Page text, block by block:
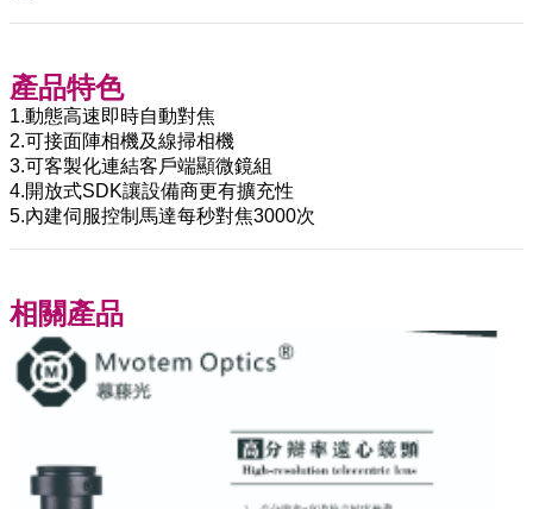
產品特色
1.動態高速即時自動對焦
2.可接面陣相機及線掃相機
3.可客製化連結客戶端顯微鏡組
4.開放式SDK讓設備商更有擴充性
5.內建伺服控制馬達每秒對焦3000次
相關產品